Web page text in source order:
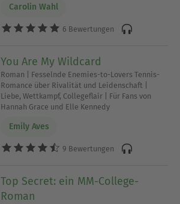
Carolin Wahl
6 Bewertungen
You Are My Wildcard
Roman | Fesselnde Enemies-to-Lovers Tennis-
Romance über Rivalität und Leidenschaft |
Liebe, Wettkampf, Collegeflair | Für Fans von
Hannah Grace und Elle Kennedy
Emily Aves
9 Bewertungen
Top Secret: ein MM-College-
Roman